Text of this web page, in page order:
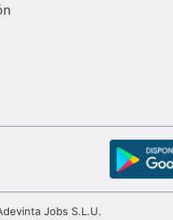
Jobs S.L.U.